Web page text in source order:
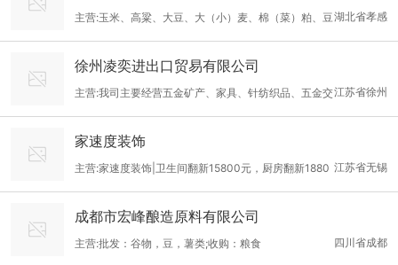
湖北省孝感
主营:玉米、高粱、大豆、大（小）麦、棉（菜）粕、豆
粕、越南木薯淀粉、豆饼、麦麸
徐州凌奕进出口贸易有限公司
江苏省徐州
主营:我司主要经营五金矿产、家具、针纺织品、五金交
电，工艺品，金属材料，电子产品，家用电器 ，农副产品，建筑材
料等产品的进出口业务。
家速度装饰
江苏省无锡
主营:家速度装饰|卫生间翻新15800元，厨房翻新1880
0元——咨询：400-8315-158
成都市宏峰酿造原料有限公司
四川省成都
主营:批发：谷物，豆，薯类;收购：粮食